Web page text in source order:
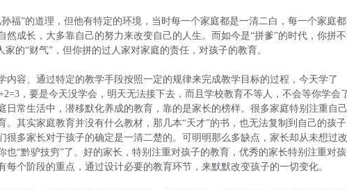
福”的道理，但他有特定的环境，当时每一个家庭都是一清二白，每一个家庭
然成长，大多靠自己的努力来改变自己的人生。而如今是“拼爹”的时代，你拼
家的“财气”，但你拼的过人家对家庭的责任，对孩子的教育。
内容、通过特定的教学手段按照一定的规律来完成教学目标的过程，今天学了
，要是今天没学会，明天无法接下去，而且学校教育不等人，不会等你学会
日常生活中，潜移默化养成的教育，靠的是家长的榜样。很多家庭特别注重自
。其实家庭教育并没有什么教材，那几本“天才”的书，也无法复制到自己的孩
很多家长对于孩子的确定是一清二楚的。可明明那么多缺点，家长却从未想过
也“黔驴技穷”了。好的家长，特别注重对孩子的教育，优秀的家长特别注重对
每个阶段的重点，通过设计必要的教育环节，来默默改变孩子的一切变化。